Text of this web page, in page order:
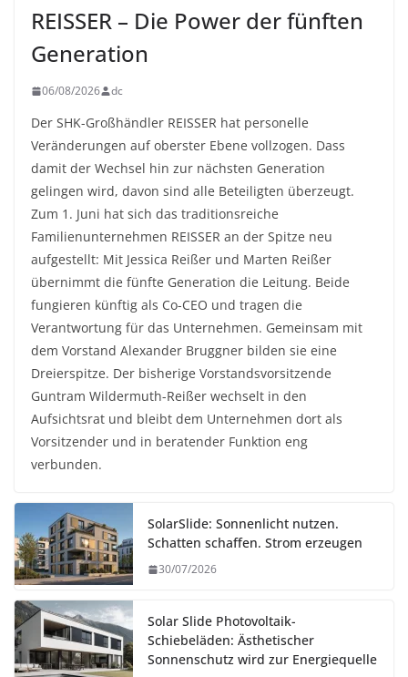
REISSER – Die Power der fünften
Generation
06/08/2026 dc
Der SHK-Großhändler REISSER hat personelle
Veränderungen auf oberster Ebene vollzogen. Dass
damit der Wechsel hin zur nächsten Generation
gelingen wird, davon sind alle Beteiligten überzeugt.
Zum 1. Juni hat sich das traditionsreiche
Familienunternehmen REISSER an der Spitze neu
aufgestellt: Mit Jessica Reißer und Marten Reißer
übernimmt die fünfte Generation die Leitung. Beide
fungieren künftig als Co-CEO und tragen die
Verantwortung für das Unternehmen. Gemeinsam mit
dem Vorstand Alexander Bruggner bilden sie eine
Dreierspitze. Der bisherige Vorstandsvorsitzende
Guntram Wildermuth-Reißer wechselt in den
Aufsichtsrat und bleibt dem Unternehmen dort als
Vorsitzender und in beratender Funktion eng
verbunden.
SolarSlide: Sonnenlicht nutzen.
Schatten schaffen. Strom erzeugen
30/07/2026
Solar Slide Photovoltaik-
Schiebeläden: Ästhetischer
Sonnenschutz wird zur Energiequelle